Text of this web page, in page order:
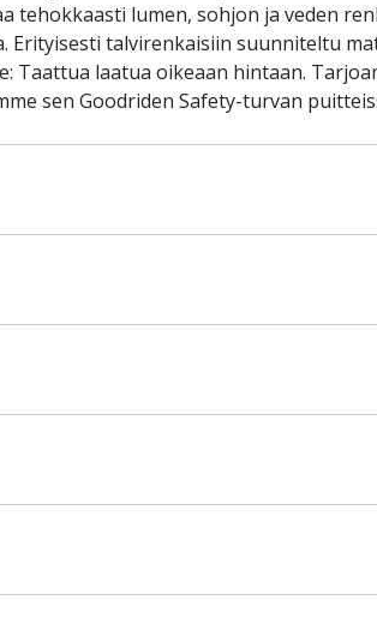
lumen, sohjon ja veden
talvirenkaisiin suunniteltu
Taattua laatua oikeaan hintaan.
sen Goodriden Safety-turvan